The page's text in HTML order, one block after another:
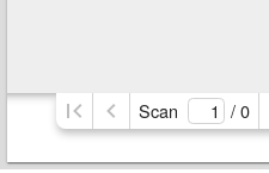
Scan / 0